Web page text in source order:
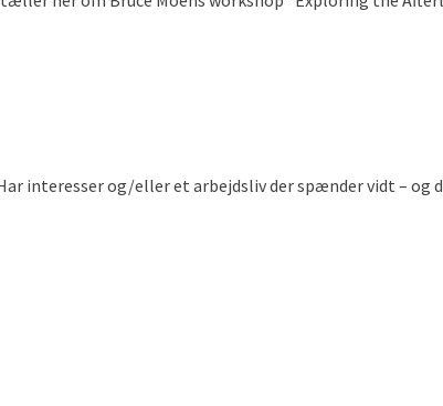
interesser og/eller et arbejdsliv der spænder vidt – og